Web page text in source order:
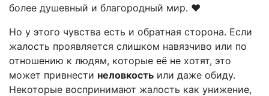
более душевный и благородный мир. ❤
Но у этого чувства есть и обратная сторона. Если
жалость проявляется слишком навязчиво или по
отношению к людям, которые её не хотят, это
может привнести неловкость или даже обиду.
Некоторые воспринимают жалость как унижение,